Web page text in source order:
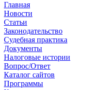
Главная
Новости
Cтатьи
Законодательство
Судебная практика
Документы
Налоговые истории
Вопрос/Ответ
Каталог сайтов
Программы